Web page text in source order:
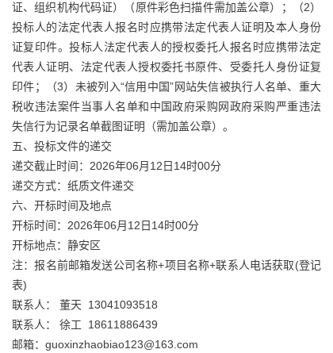
证、组织机构代码证）（原件彩色扫描件需加盖公章）；（2）
投标人的法定代表人报名时应携带法定代表人证明及本人身份
证复印件。投标人法定代表人的授权委托人报名时应携带法定
代表人证明、法定代表人授权委托书原件、受委托人身份证复
印件；（3）未被列入“信用中国”网站失信被执行人名单、重大
税收违法案件当事人名单和中国政府采购网政府采购严重违法
失信行为记录名单截图证明（需加盖公章）。
五、投标文件的递交
递交截止时间：2026年06月12日14时00分
递交方式：纸质文件递交
六、开标时间及地点
开标时间：2026年06月12日14时00分
开标地点：静安区
注：报名前邮箱发送公司名称+项目名称+联系人电话获取(登记
表)
联系人： 董天 13041093518
联系人： 徐工 18611886439
邮箱：guoxinzhaobiao123@163.com